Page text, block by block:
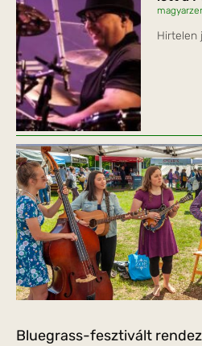
Hirtelen
Bluegrass-fesztivált